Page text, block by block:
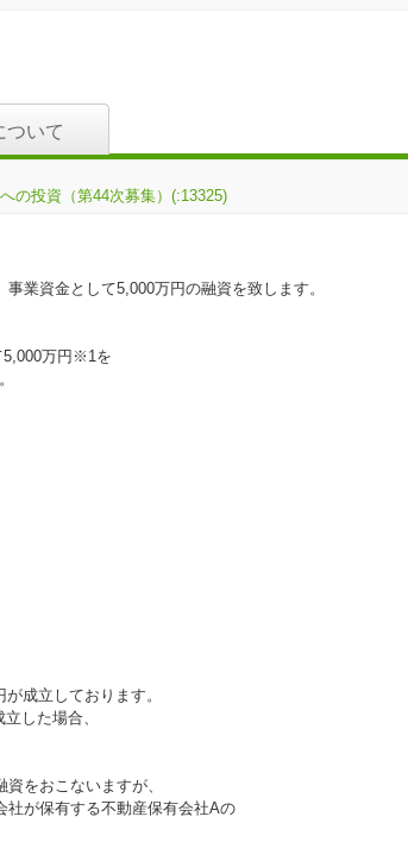
ついて
の投資（第44次募集）(:13325)
業資金として5,000万円の融資を致します。
5,000万円※1を
成立しております。
した場合、
をおこないますが、
社が保有する不動産保有会社Aの